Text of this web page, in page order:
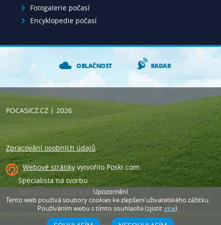
Fotogalerie počasí
Encyklopedie počasí
OBLAČNOST RADAR
POCASICZ.CZ| 2026
Zpracování osobních údajů
Webové stránkyvytvořilo Poski.com .
Specialista na tvorbu
webových stránek a webdesign.
Upozornění
Tento web použivá soubory cookies ke zlepšení uživatelského zážitku.
Používáním webu s tímto souhlasíte (zjistitvíce).